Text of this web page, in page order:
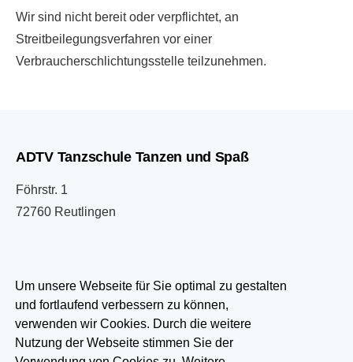
Um unsere Webseite für Sie optimal zu gestalten
und fortlaufend verbessern zu können,
verwenden wir Cookies. Durch die weitere
Nutzung der Webseite stimmen Sie der
Wir sind nicht bereit oder verpflichtet, an
Streitbeilegungsverfahren vor einer
Verbraucherschlichtungsstelle teilzunehmen.
ADTV Tanzschule Tanzen und Spaß
Föhrstr. 1
72760 Reutlingen
07121 333033
info@tanzen-und-spass.de
Besuchen Sie uns auf: